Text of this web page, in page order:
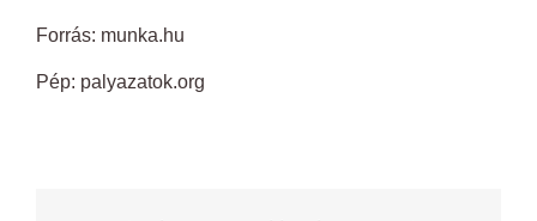
Forrás: munka.hu
Pép: palyazatok.org